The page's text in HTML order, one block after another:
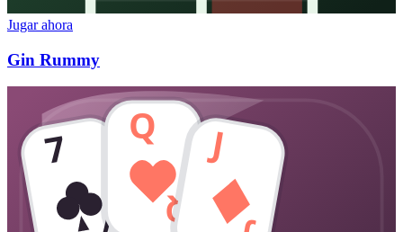
Jugar ahora
Gin Rummy
7 Q
Q
J